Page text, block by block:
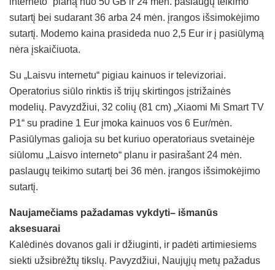
sutartį bei sudarant 36 arba 24 mėn. įrangos išsimokėjimo
sutartį. Modemo kaina prasideda nuo 2,5 Eur ir į pasiūlymą
nėra įskaičiuota.
Su „Laisvu internetu“ pigiau kainuos ir televizoriai.
Operatorius siūlo rinktis iš trijų skirtingos įstrižainės
modelių. Pavyzdžiui, 32 colių (81 cm) „Xiaomi Mi Smart TV
P1“ su pradine 1 Eur įmoka kainuos vos 6 Eur/mėn.
Pasiūlymas galioja su bet kuriuo operatoriaus svetainėje
siūlomu „Laisvo interneto“ planu ir pasirašant 24 mėn.
paslaugų teikimo sutartį bei 36 mėn. įrangos išsimokėjimo
sutartį.
Naujamečiams pažadamas vykdyti– išmanūs
aksesuarai
Kalėdinės dovanos gali ir džiuginti, ir padėti artimiesiems
siekti užsibrėžtų tikslų. Pavyzdžiui, Naujųjų metų pažadus